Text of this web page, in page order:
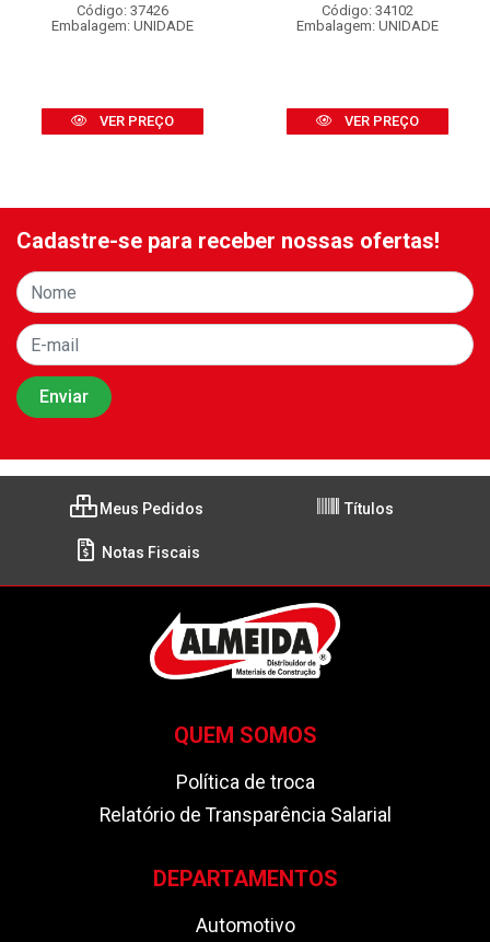
Código: 37426
Embalagem: UNIDADE
VER PREÇO
Código: 34102
Embalagem: UNIDADE
VER PREÇO
Cadastre-se para receber nossas ofertas!
Meus Pedidos Títulos
Notas Fiscais
QUEM SOMOS
Política de troca
Relatório de Transparência Salarial
DEPARTAMENTOS
Automotivo